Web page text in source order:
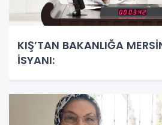
KIŞ’TAN BAKANLIĞA
İSYANI: